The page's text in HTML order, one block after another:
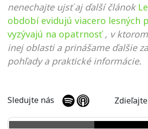
nenechajte ujsť aj ďalší článok
období evidujú viacero lesných
vyzývajú na opatrnosť , v
inej oblasti a prinášame ďalšie
pohľady a praktické informácie.
Sledujte nás